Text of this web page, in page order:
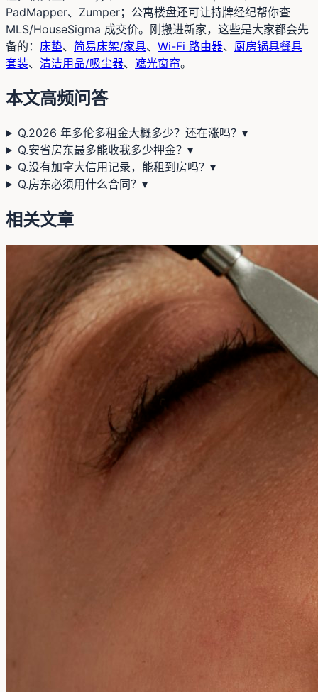
PadMapper、Zumper；公寓楼盘还可让持牌经纪帮你查
MLS/HouseSigma 成交价。刚搬进新家，这些是大家都会先
备的： 床垫、 简易床架/家具、 Wi-Fi 路由器、 厨房锅具餐具
套装、 清洁用品/吸尘器、 遮光窗帘。
本文高频问答
Q.2026 年多伦多租金大概多少？还在涨吗？ ▾
Q.安省房东最多能收我多少押金？ ▾
Q.没有加拿大信用记录，能租到房吗？ ▾
Q.房东必须用什么合同？ ▾
相关文章